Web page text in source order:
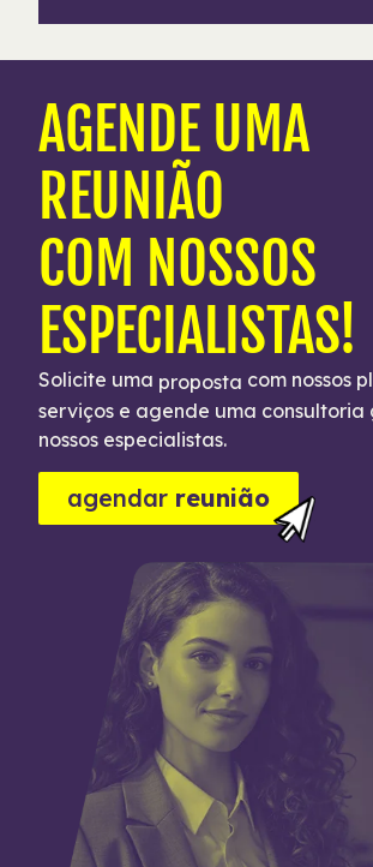
AGENDE UMA
REUNIÃO
COM NOSSOS
ESPECIALISTAS!
Solicite uma proposta com nossos
serviços e agende uma consultoria
nossos especialistas.
agendar reunião